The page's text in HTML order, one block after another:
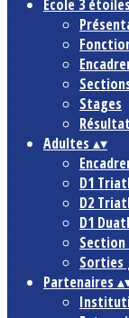
Ecole 3 étoiles
Stages
Adultes ▴▾
D1
D2
D1
Sorties
Partenaires ▴